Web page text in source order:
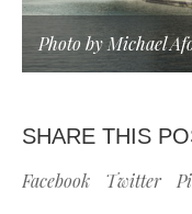
Photo by Michael
SHARE THIS
Facebook Twitter